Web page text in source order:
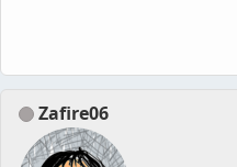
Zafire06